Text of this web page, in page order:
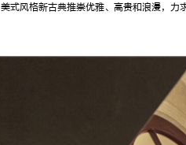
美式风格新古典推崇优雅、高贵和浪漫，力